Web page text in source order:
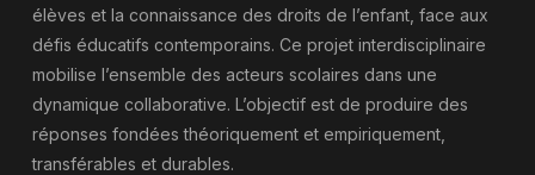
élèves et la connaissance des droits de l’enfant, face aux
défis éducatifs contemporains. Ce projet interdisciplinaire
mobilise l’ensemble des acteurs scolaires dans une
dynamique collaborative. L’objectif est de produire des
réponses fondées théoriquement et empiriquement,
transférables et durables.